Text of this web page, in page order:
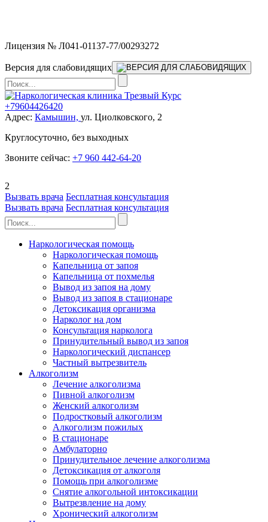
Лицензия № Л041-01137-77/00293272
Версия для слабовидящих
+79604426420
Адрес: Камышин, ул. Циолковского, 2
Круглосуточно, без выходных
Звоните сейчас: +7 960 442-64-20
2
Вызвать врача Бесплатная консультация
Вызвать врача Бесплатная консультация
Наркологическая помощь
Наркологическая помощь
Капельница от запоя
Капельница от похмелья
Вывод из запоя на дому
Вывод из запоя в стационаре
Детоксикация организма
Нарколог на дом
Консультация нарколога
Принудительный вывод из запоя
Наркологический диспансер
Частный вытрезвитель
Алкоголизм
Лечение алкоголизма
Пивной алкоголизм
Женский алкоголизм
Подростковый алкоголизм
Алкоголизм пожилых
В стационаре
Амбулаторно
Принудительное лечение алкоголизма
Детоксикация от алкоголя
Помощь при алкоголизме
Снятие алкогольной интоксикации
Вытрезвление на дому
Хронический алкоголизм